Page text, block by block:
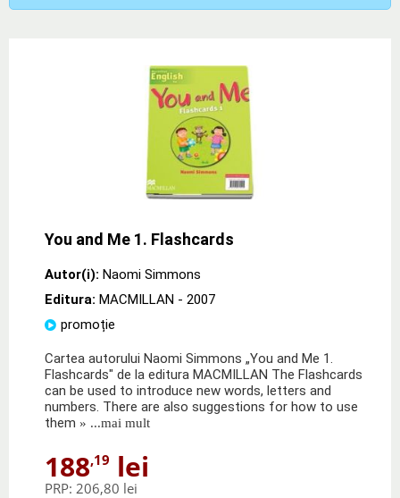
You and Me 1. Flashcards
Autor(i): Naomi Simmons
Editura: MACMILLAN - 2007
promoție
Cartea autorului Naomi Simmons „You and Me 1.
Flashcards" de la editura MACMILLAN The Flashcards
can be used to introduce new words, letters and
numbers. There are also suggestions for how to use
them » ...mai mult
188,19 lei
PRP: 206,80 lei